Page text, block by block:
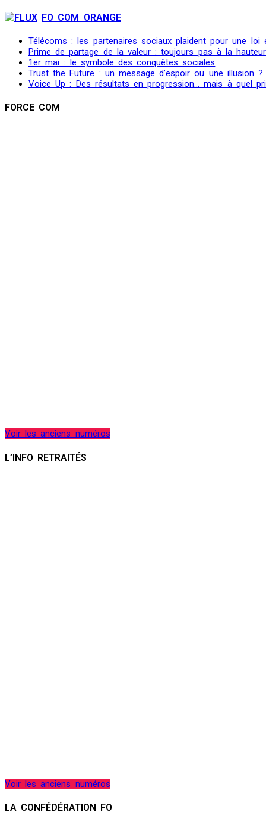
FO COM ORANGE
Télécoms : les partenaires sociaux plaident pour une loi
Prime de partage de la valeur : toujours pas à la hauteur
1er mai : le symbole des conquêtes sociales
Trust the Future : un message d’espoir ou une illusion ?
Voice Up : Des résultats en progression… mais à quel
FORCE COM
Voir les anciens numéros
L’INFO RETRAITÉS
Voir les anciens numéros
LA CONFÉDÉRATION FO